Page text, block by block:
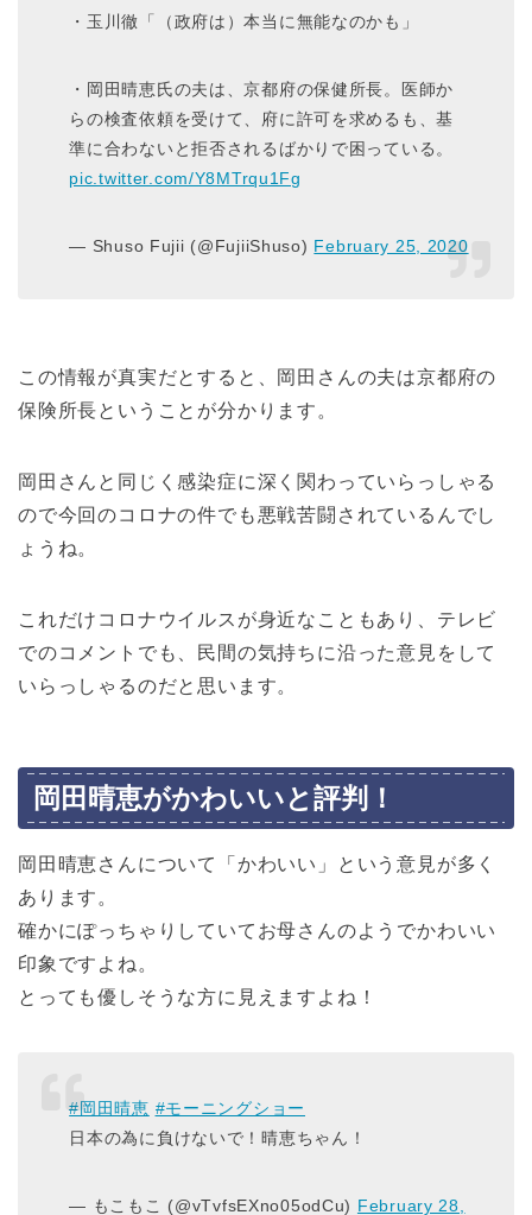
・玉川徹「（政府は）本当に無能なのかも」
・岡田晴恵氏の夫は、京都府の保健所長。医師か
らの検査依頼を受けて、府に許可を求めるも、基
準に合わないと拒否されるばかりで困っている。
pic.twitter.com/Y8MTrqu1Fg
— Shuso Fujii (@FujiiShuso) February 25, 2020
この情報が真実だとすると、岡田さんの夫は京都府の
保険所長ということが分かります。
岡田さんと同じく感染症に深く関わっていらっしゃる
ので今回のコロナの件でも悪戦苦闘されているんでし
ょうね。
これだけコロナウイルスが身近なこともあり、テレビ
でのコメントでも、民間の気持ちに沿った意見をして
いらっしゃるのだと思います。
岡田晴恵がかわいいと評判！
岡田晴恵さんについて「かわいい」という意見が多く
あります。
確かにぽっちゃりしていてお母さんのようでかわいい
印象ですよね。
とっても優しそうな方に見えますよね！
#岡田晴恵 #モーニングショー
日本の為に負けないで！晴恵ちゃん！
— もこもこ (@vTvfsEXno05odCu) February 28,